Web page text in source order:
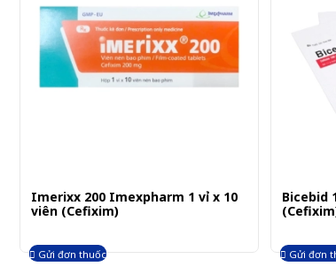
Imerixx 200 Imexpharm 1 vỉ x 10
viên (Cefixim)
Gửi đơn thuốc
Bicebid
Gửi đơn